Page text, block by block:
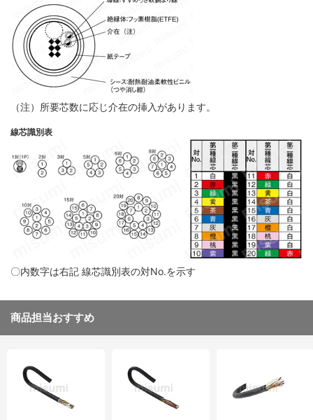
（注）所要芯数に応じ介在の挿入があります。
線芯識別表
〇内数字は右記 線芯識別表の対No.を示す
商品担当おすすめ